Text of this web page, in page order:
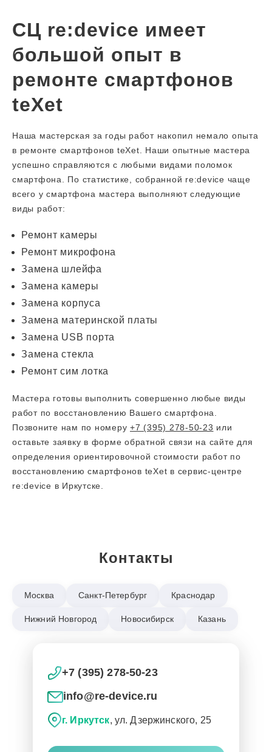
СЦ re:device имеет
большой опыт в
ремонте смартфонов
teXet
Наша мастерская за годы работ накопил немало опыта
в ремонте смартфонов teXet. Наши опытные мастера
успешно справляются с любыми видами поломок
смартфона. По статистике, собранной re:device чаще
всего у смартфона мастера выполняют следующие
виды работ:
Ремонт камеры
Ремонт микрофона
Замена шлейфа
Замена камеры
Замена корпуса
Замена материнской платы
Замена USB порта
Замена стекла
Ремонт сим лотка
Мастера готовы выполнить совершенно любые виды
работ по восстановлению Вашего смартфона.
Позвоните нам по номеру +7 (395) 278-50-23 или
оставьте заявку в форме обратной связи на сайте для
определения ориентировочной стоимости работ по
восстановлению смартфонов teXet в сервис-центре
re:device в Иркутске.
Контакты
Москва Санкт-Петербург Краснодар
Нижний Новгород Новосибирск Казань
+7 (395) 278-50-23
info@re-device.ru
г. Иркутск, ул. Дзержинского, 25